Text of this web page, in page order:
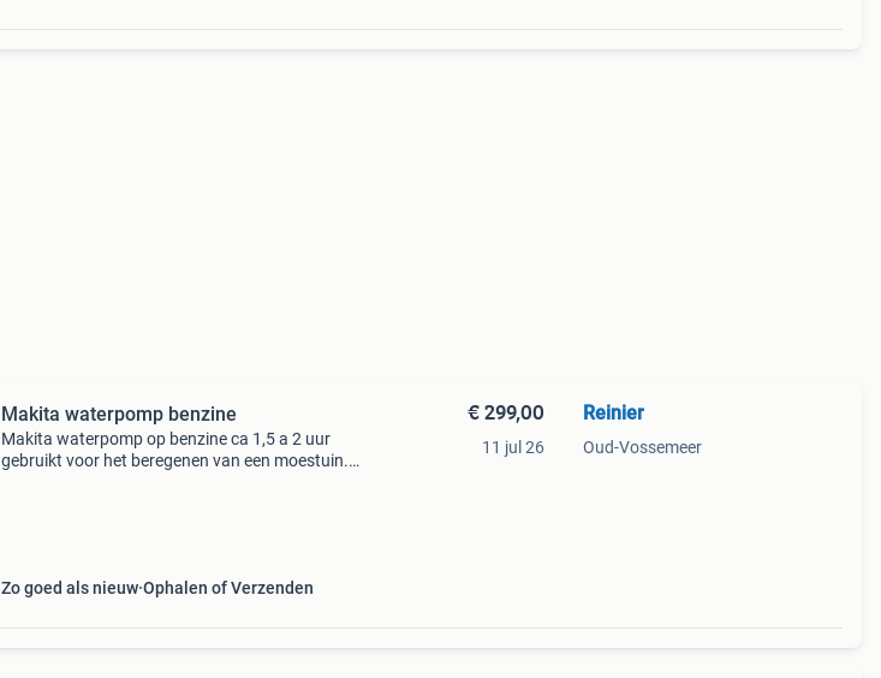
Makita waterpomp benzine
Makita waterpomp op benzine ca 1,5 a 2 uur
gebruikt voor het beregenen van een moestuin.
Zo goed als nieuw Ophalen of Verzenden
€ 299,00
11 jul 26
Reinier
Oud-Vossemeer